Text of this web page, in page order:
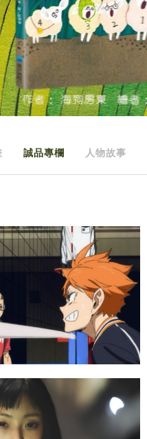
誠品專欄 人物故事